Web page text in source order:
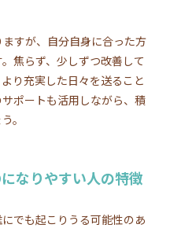
すが、自分自身に合った方
焦らず、少しずつ改善して
り充実した日々を送ること
ポートも活用しながら、積
。
なりやすい人の特徴
でも起こりうる可能性のあ